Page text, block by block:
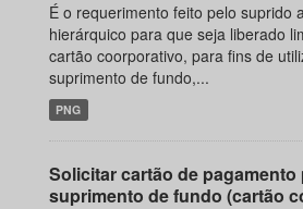
É o requerimento feito pelo suprido
hierárquico para que seja liberado
cartão coorporativo, para fins de
suprimento de fundo,...
PNG
Solicitar cartão de pagamento
suprimento de fundo (cartão